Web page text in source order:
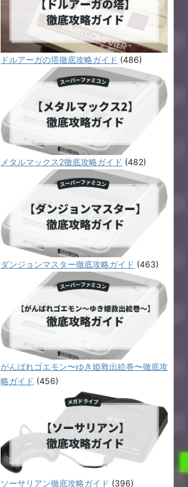
ドルアーガの塔徹底攻略ガイド (486)
メタルマックス2徹底攻略ガイド (482)
ダンジョンマスター徹底攻略ガイド (463)
がんばれゴエモン〜ゆき姫救出絵巻〜徹底攻
略ガイド (456)
ソーサリアン徹底攻略ガイド (396)